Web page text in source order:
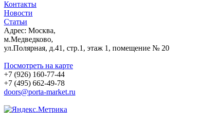
Контакты
Новости
Статьи
Адрес: Москва,
м.Медведково,
ул.Полярная, д.41, стр.1, этаж 1, помещение № 20
Посмотреть на карте
+7 (926) 160-77-44
+7 (495) 662-49-78
doors@porta-market.ru